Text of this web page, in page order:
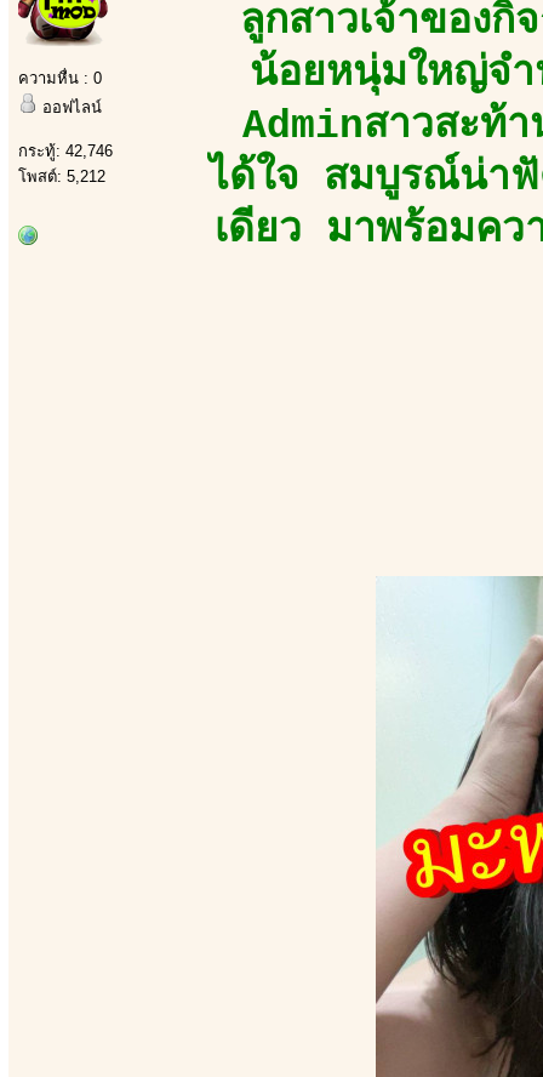
ความหื่น : 0
ออฟไลน์
กระทู้: 42,746
โพสต์: 5,212
ลูกสาวเจ้าของ
น้อยหนุ่มใหญ่จ
Adminสาวสะท้
ได้ใจ สมบูรณ์น่า
เดียว มาพร้อมคว